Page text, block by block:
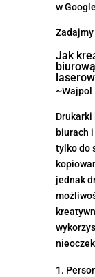
w
Jak
~Wajpol
biurach
tylko do
jednak